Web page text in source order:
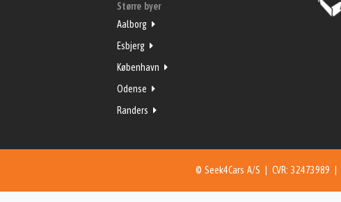
Større byer
Aalborg
Esbjerg
København
Odense
Randers
© Seek4Cars A/S | CVR: 32473989 |